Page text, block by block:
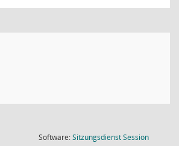
Software:SitzungsdienstSession(Wird in